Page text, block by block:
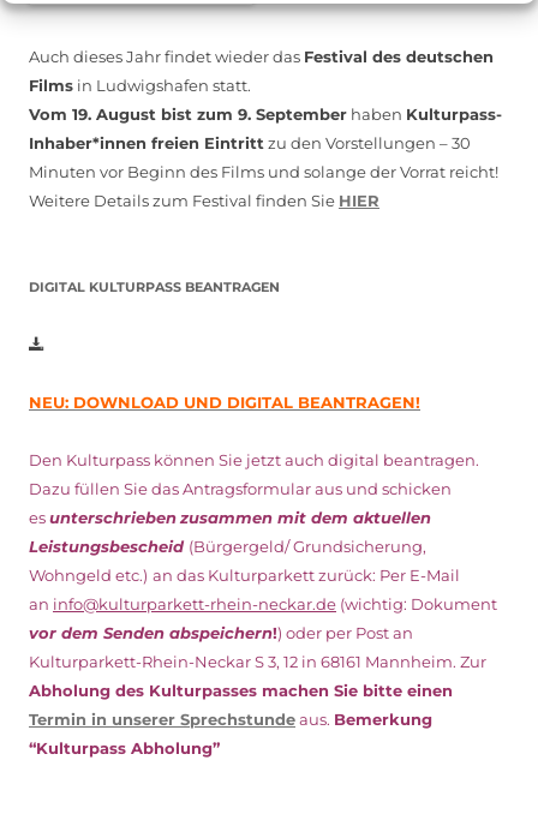
Auch dieses Jahr findet wieder das Festival des deutschen
Films in Ludwigshafen statt.
Vom 19. August bist zum 9. September haben Kulturpass-
Inhaber*innen freien Eintritt zu den Vorstellungen – 30
Minuten vor Beginn des Films und solange der Vorrat reicht!
Weitere Details zum Festival finden Sie HIER
DIGITAL KULTURPASS BEANTRAGEN
NEU: DOWNLOAD UND DIGITAL BEANTRAGEN!
Den Kulturpass können Sie jetzt auch digital beantragen.
Dazu füllen Sie das Antragsformular aus und schicken
esunterschriebenzusammen mit dem aktuellen
Leistungsbescheid (Bürgergeld/ Grundsicherung,
Wohngeld etc.) an das Kulturparkett zurück: Per E-Mail
an info@kulturparkett-rhein-neckar.de (wichtig: Dokument
vor dem Senden abspeichern!) oder per Post an
Kulturparkett-Rhein-Neckar S 3, 12 in 68161 Mannheim. Zur
Abholung des Kulturpasses machen Sie bitte einen
Termin in unserer Sprechstundeaus. Bemerkung
“Kulturpass Abholung”